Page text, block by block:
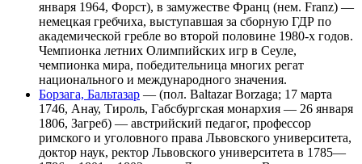
января 1964, Форст), в замужестве Франц (нем. Franz) —
немецкая гребчиха, выступавшая за сборную ГДР по
академической гребле во второй половине 1980-х годов.
Чемпионка летних Олимпийских игр в Сеуле,
чемпионка мира, победительница многих регат
национального и международного значения.
Борзага, Бальтазар — (пол. Baltazar Borzaga; 17 марта
1746, Анау, Тироль, Габсбургская монархия — 26 января
1806, Загреб) — австрийский педагог, профессор
римского и уголовного права Львовского университета,
доктор наук, ректор Львовского университета в 1785—